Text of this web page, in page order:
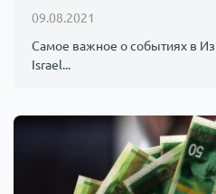
09.08.2021
Самое важное о событиях в
Israel...